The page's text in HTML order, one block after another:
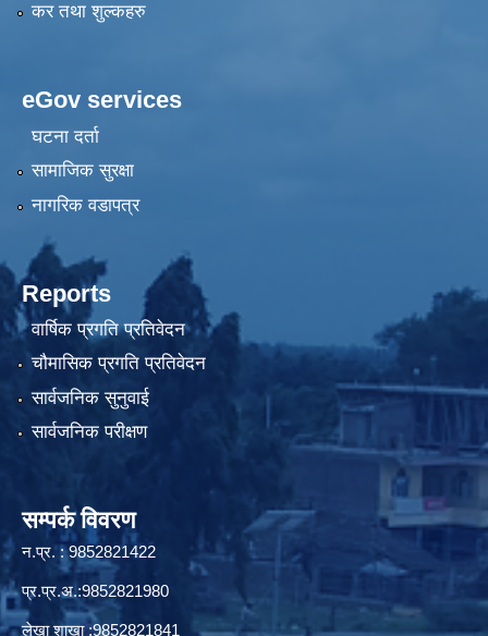
कर तथा शुल्कहरु
eGov services
घटना दर्ता
सामाजिक सुरक्षा
नागरिक वडापत्र
Reports
वार्षिक प्रगति प्रतिवेदन
चौमासिक प्रगति प्रतिवेदन
सार्वजनिक सुनुवाई
सार्वजनिक परीक्षण
सम्पर्क विवरण
न.प्र. : 9852821422
प्र.प्र.अ.:9852821980
लेखा शाखा :9852821841